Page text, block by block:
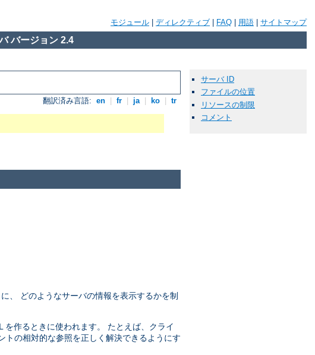
モジュール ディレクティブ FAQ 用語 サイトマップ
バージョン 2.4
翻訳済み言語: en fr ja ko tr
サーバ ID
ファイルの位置
リソースの制限
コメント
、 どのようなサーバの情報を表示するかを制
作るときに使われます。 たとえば、クライ
の相対的な参照を正しく解決できるようにす